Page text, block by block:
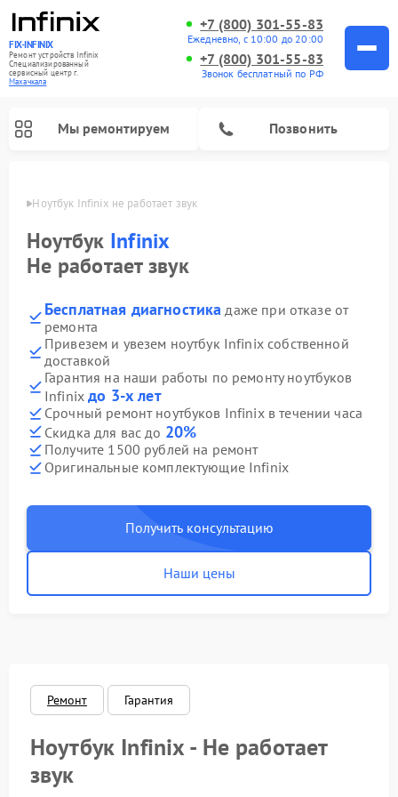
FIX-INFINIX
Ремонт устройств Infinix
Специализированный
cервисный центр г.
Махачкала
+7 (800) 301-55-83
Ежедневно, с 10:00 до 20:00
+7 (800) 301-55-83
Звонок бесплатный по РФ
Мы ремонтируем Позвонить
Ноутбук Infinix не работает звук
Ноутбук Infinix
Не работает звук
Бесплатная диагностика даже при отказе от
ремонта
Привезем и увезем ноутбук Infinix собственной
доставкой
Гарантия на наши работы по ремонту ноутбуков
Infinixдо 3-х лет
Срочный ремонт ноутбуков Infinix в течении часа
Скидка для вас до 20%
Получите 1500 рублей на ремонт
Оригинальные комплектующие Infinix
Получить консультацию
Наши цены
Ремонт Гарантия
Ноутбук Infinix - Не работает
звук